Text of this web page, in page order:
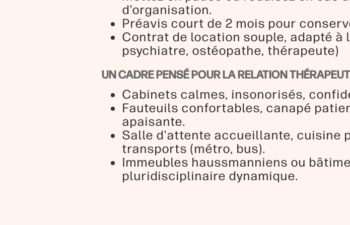
d'organisation.
Préavis court de 2 mois pour
Contrat de location souple, adapté à
psychiatre, ostéopathe, thérapeute)
UN CADRE PENSÉ POUR LA RELATION
Cabinets calmes, insonorisés,
Fauteuils confortables, canapé
apaisante.
Salle d'attente accueillante, cuisine
transports (métro, bus).
Immeubles haussmanniens ou
pluridisciplinaire dynamique.